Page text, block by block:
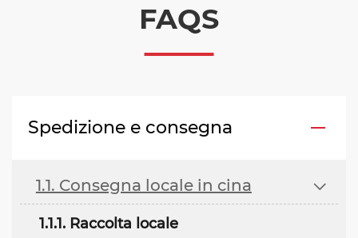
FAQS
Spedizione e consegna
1.1. Consegna locale in cina 
1.1.1. Raccolta locale